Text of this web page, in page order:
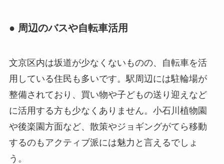
● 周辺のバスや自転車活用
文京区内は坂道が少なくないものの、自転車を活
用している住民も多いです。駅周辺には駐輪場が
整備されており、買い物や子どもの送り迎えなど
に活用する方も少なくありません。小石川植物園
や後楽園方面など、散策やジョギングがてら移動
するのもアクティブ派には魅力と言えるでしょ
う。